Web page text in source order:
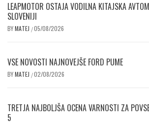
LEAPMOTOR OSTAJA VODILNA KITAJSKA
SLOVENIJI
BYMATEJ /05/08/2026
VSE NOVOSTI NAJNOVEJŠE FORD PUME
BYMATEJ /02/08/2026
TRETJA NAJBOLJŠA OCENA VARNOSTI ZA
5